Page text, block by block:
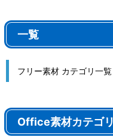
一覧
フリー素材 カテゴリ一覧
Office素材カテゴリ